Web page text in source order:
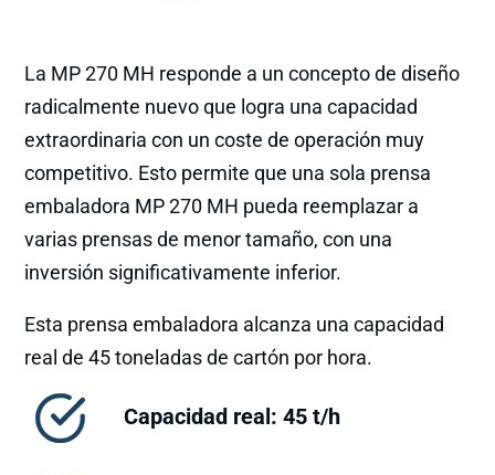
La MP 270 MH responde a un concepto de diseño
radicalmente nuevo que logra una capacidad
extraordinaria con un coste de operación muy
competitivo. Esto permite que una sola prensa
embaladora MP 270 MH pueda reemplazar a
varias prensas de menor tamaño, con una
inversión significativamente inferior.
Esta prensa embaladora alcanza una capacidad
real de 45 toneladas de cartón por hora.
Capacidad real: 45 t/h